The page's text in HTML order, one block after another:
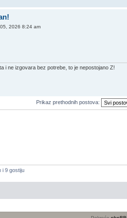
2026 8:24 am
i ne izgovara bez potrebe, to je nepostojano Z!
Prikaz prethodnih postova:
i 9 gostiju